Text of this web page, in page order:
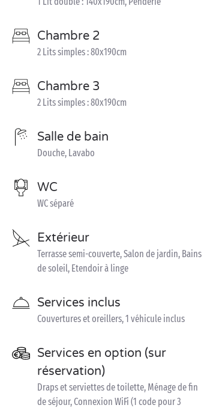
Chambre 2
2 Lits simples : 80x190cm
Chambre 3
2 Lits simples : 80x190cm
Salle de bain
Douche, Lavabo
WC
WC séparé
Extérieur
Terrasse semi-couverte, Salon de jardin, Bains
de soleil, Etendoir à linge
Services inclus
Couvertures et oreillers, 1 véhicule inclus
Services en option (sur
réservation)
Draps et serviettes de toilette, Ménage de fin
de séjour, Connexion WiFi (1 code pour 3